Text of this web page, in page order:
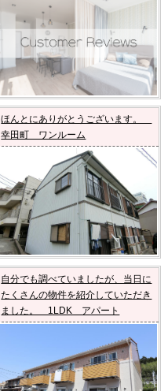
ほんとにありがとうございます。
幸田町 ワンルーム
自分でも調べていましたが、当日に
たくさんの物件を紹介していただき
ました。 1LDK アパート